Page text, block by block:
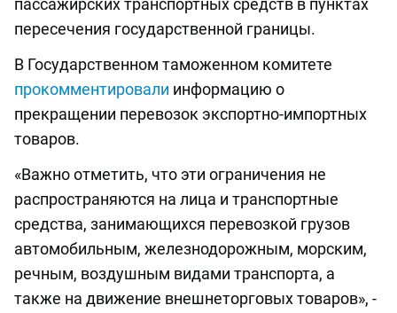
пассажирских транспортных средств в пунктах
пересечения государственной границы.
В Государственном таможенном комитете
прокомментировали информацию о
прекращении перевозок экспортно-импортных
товаров.
«Важно отметить, что эти ограничения не
распространяются на лица и транспортные
средства, занимающихся перевозкой грузов
автомобильным, железнодорожным, морским,
речным, воздушным видами транспорта, а
также на движение внешнеторговых товаров», -